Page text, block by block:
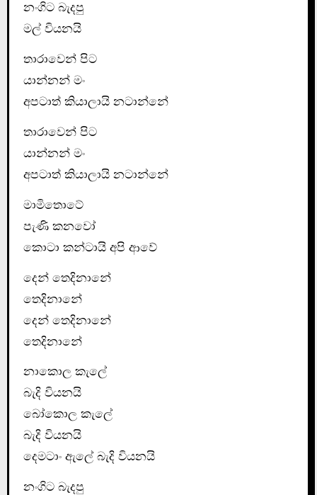
නංගිට බැදපු
මල් වියනයි
තාරාවෙන් පිට
යාන්නන් මං
අපටාත් කියාලායි නටාන්නේ
තාරාවෙන් පිට
යාන්නන් මං
අපටාත් කියාලායි නටාන්නේ
මාමිතොටේ
පැණි කනවෝ
කොටා කන්ටායි අපි ආවේ
දෙන් තෙදිනානේ
තෙදිනානේ
දෙන් තෙදිනානේ
තෙදිනානේ
නාකොල කැලේ
බැදි වියනයි
බෝකොල කැලේ
බැදි වියනයි
දෙමටාං ඇලේ බැදි වියනයි
නංගිට බැදපු